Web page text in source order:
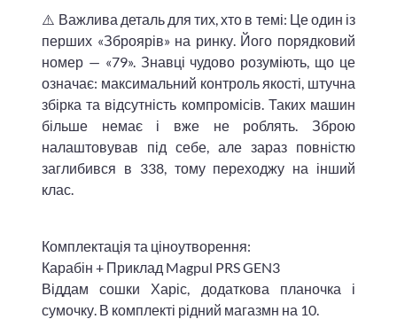
​⚠️ Важлива деталь для тих, хто в темі: Це один із
перших «Зброярів» на ринку. Його порядковий
номер — «79». Знавці чудово розуміють, що це
означає: максимальний контроль якості, штучна
збірка та відсутність компромісів. Таких машин
більше немає і вже не роблять. Зброю
налаштовував під себе, але зараз повністю
заглибився в 338, тому переходжу на інший
клас.
Комплектація та ціноутворення:
​Карабін + ​Приклад Magpul PRS GEN3
Віддам сошки Харіс, додаткова планочка і
сумочку. В комплекті рідний магазмн на 10.